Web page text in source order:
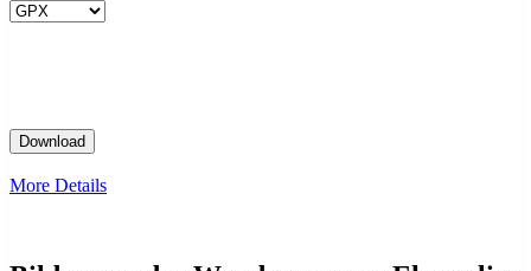
More Details